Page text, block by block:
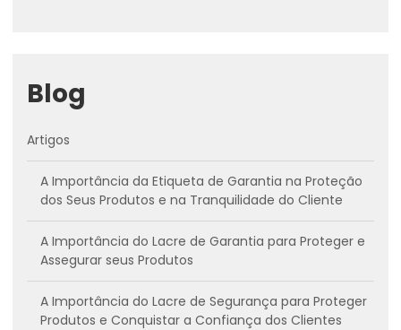
Blog
Artigos
A Importância da Etiqueta de Garantia na Proteção
dos Seus Produtos e na Tranquilidade do Cliente
A Importância do Lacre de Garantia para Proteger e
Assegurar seus Produtos
A Importância do Lacre de Segurança para Proteger
Produtos e Conquistar a Confiança dos Clientes